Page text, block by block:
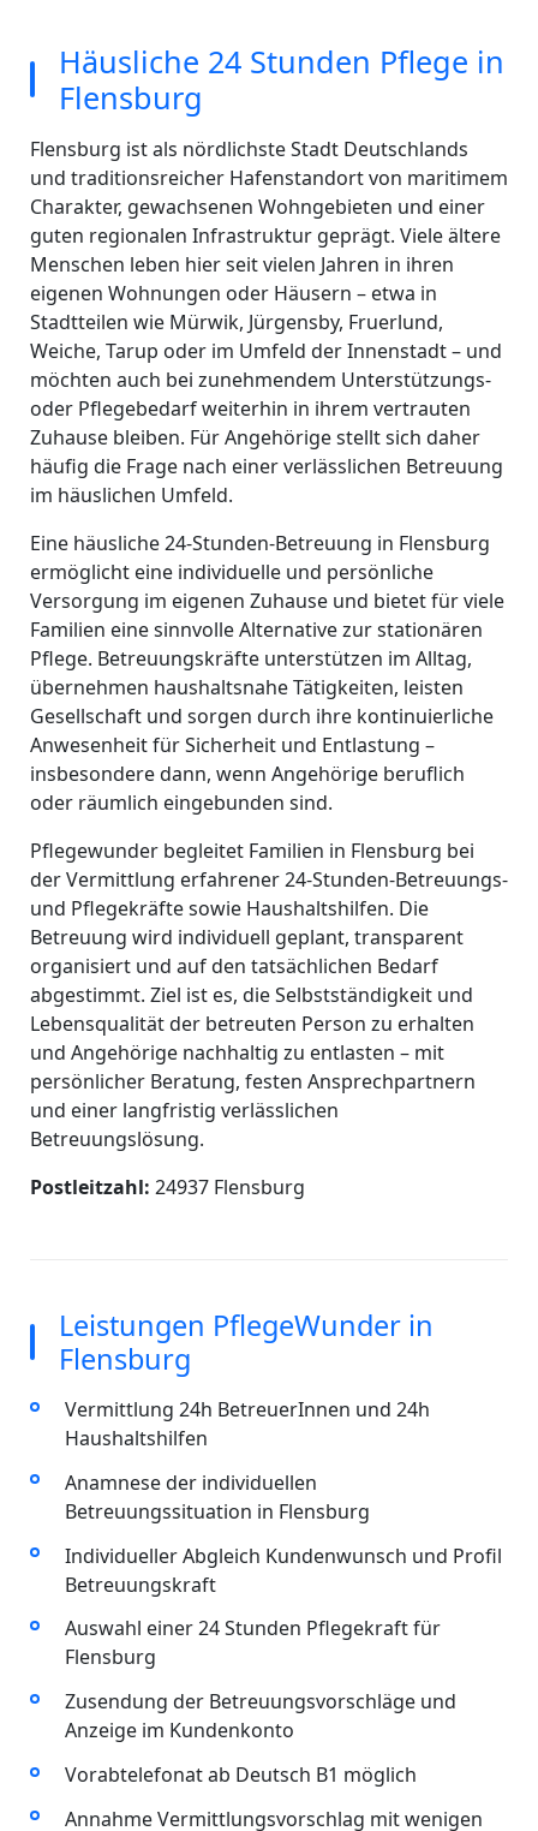
Häusliche 24 Stunden Pflege in
Flensburg
Flensburg ist als nördlichste Stadt Deutschlands
und traditionsreicher Hafenstandort von maritimem
Charakter, gewachsenen Wohngebieten und einer
guten regionalen Infrastruktur geprägt. Viele ältere
Menschen leben hier seit vielen Jahren in ihren
eigenen Wohnungen oder Häusern – etwa in
Stadtteilen wie Mürwik, Jürgensby, Fruerlund,
Weiche, Tarup oder im Umfeld der Innenstadt – und
möchten auch bei zunehmendem Unterstützungs-
oder Pflegebedarf weiterhin in ihrem vertrauten
Zuhause bleiben. Für Angehörige stellt sich daher
häufig die Frage nach einer verlässlichen Betreuung
im häuslichen Umfeld.
Eine häusliche 24-Stunden-Betreuung in Flensburg
ermöglicht eine individuelle und persönliche
Versorgung im eigenen Zuhause und bietet für viele
Familien eine sinnvolle Alternative zur stationären
Pflege. Betreuungskräfte unterstützen im Alltag,
übernehmen haushaltsnahe Tätigkeiten, leisten
Gesellschaft und sorgen durch ihre kontinuierliche
Anwesenheit für Sicherheit und Entlastung –
insbesondere dann, wenn Angehörige beruflich
oder räumlich eingebunden sind.
Pflegewunder begleitet Familien in Flensburg bei
der Vermittlung erfahrener 24-Stunden-Betreuungs-
und Pflegekräfte sowie Haushaltshilfen. Die
Betreuung wird individuell geplant, transparent
organisiert und auf den tatsächlichen Bedarf
abgestimmt. Ziel ist es, die Selbstständigkeit und
Lebensqualität der betreuten Person zu erhalten
und Angehörige nachhaltig zu entlasten – mit
persönlicher Beratung, festen Ansprechpartnern
und einer langfristig verlässlichen
Betreuungslösung.
Postleitzahl: 24937 Flensburg
Leistungen PflegeWunder in
Flensburg
Vermittlung 24h BetreuerInnen und 24h
Haushaltshilfen
Anamnese der individuellen
Betreuungssituation in Flensburg
Individueller Abgleich Kundenwunsch und Profil
Betreuungskraft
Auswahl einer 24 Stunden Pflegekraft für
Flensburg
Zusendung der Betreuungsvorschläge und
Anzeige im Kundenkonto
Vorabtelefonat ab Deutsch B1 möglich
Annahme Vermittlungsvorschlag mit wenigen